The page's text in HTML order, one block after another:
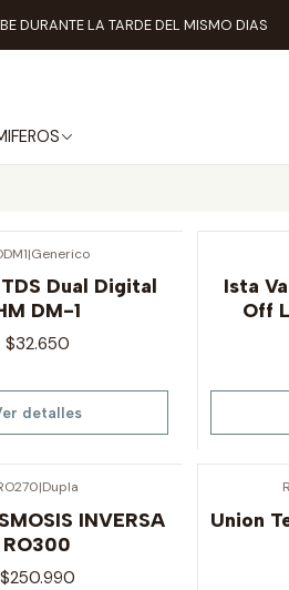
DURANTE LA TARDE DEL MISMO DIAS
|Generico
Dual Digital
DM-1
$32.650
detalles
Ista
Off
|Dupla
INVERSA
RO300
$250.990
Union